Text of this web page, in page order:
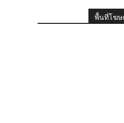
พื้นที่โฆ